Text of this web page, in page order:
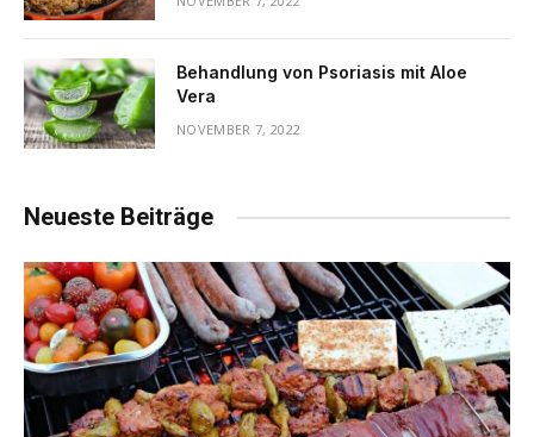
Behandlung von Psoriasis mit Aloe
Vera
NOVEMBER 7, 2022
Neueste Beiträge